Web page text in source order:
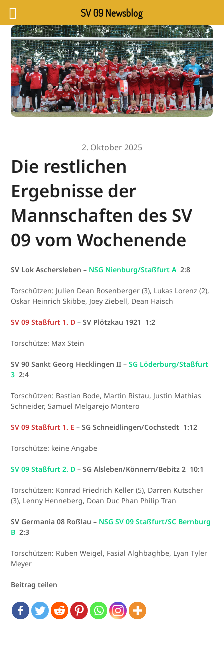
2. Oktober 2025
Die restlichen
Ergebnisse der
Mannschaften des SV
09 vom Wochenende
SV Lok Aschersleben – NSG Nienburg/Staßfurt A 2:8
Torschützen: Julien Dean Rosenberger (3), Lukas Lorenz (2),
Oskar Heinrich Skibbe, Joey Ziebell, Dean Haisch
SV 09 Staßfurt 1. D– SV Plötzkau 1921 1:2
Torschütze: Max Stein
SV 90 Sankt Georg Hecklingen II –SG Löderburg/Staßfurt
3 2:4
Torschützen: Bastian Bode, Martin Ristau, Justin Mathias
Schneider, Samuel Melgarejo Montero
SV 09 Staßfurt 1. E – SG Schneidlingen/Cochstedt 1:12
Torschütze: keine Angabe
SV 09 Staßfurt 2. D – SG Alsleben/Könnern/Bebitz 2 10:1
Torschützen: Konrad Friedrich Keller (5), Darren Kutscher
(3), Lenny Henneberg, Doan Duc Phan Philip Tran
SV Germania 08 Roßlau – NSG SV 09 Staßfurt/SC Bernburg
B 2:3
Torschützen: Ruben Weigel, Fasial Alghbaghbe, Lyan Tyler
Meyer
Beitrag teilen
SV 09 Newsblog